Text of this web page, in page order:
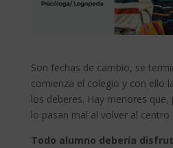
Son fechas de cambio, se
comienza el colegio y con ello
los deberes. Hay menores que,
lo pasan mal al volver al centro
Todo alumno debería